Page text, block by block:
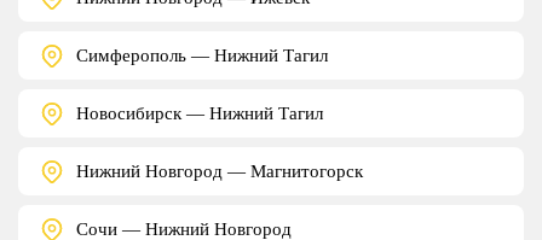
Симферополь — Нижний Тагил
Новосибирск — Нижний Тагил
Нижний Новгород — Магнитогорск
Сочи — Нижний Новгород